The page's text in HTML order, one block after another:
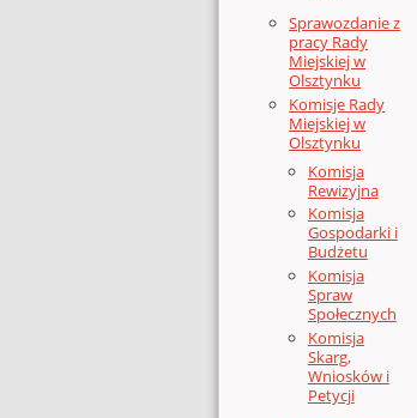
Sprawozdanie z
pracy Rady
Miejskiej w
Olsztynku
Komisje Rady
Miejskiej w
Olsztynku
Komisja
Rewizyjna
Komisja
Gospodarki i
Budżetu
Komisja
Spraw
Społecznych
Komisja
Skarg,
Wniosków i
Petycji